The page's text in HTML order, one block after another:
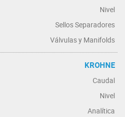
Nivel
Sellos Separadores
Válvulas y Manifolds
KROHNE
Caudal
Nivel
Analítica